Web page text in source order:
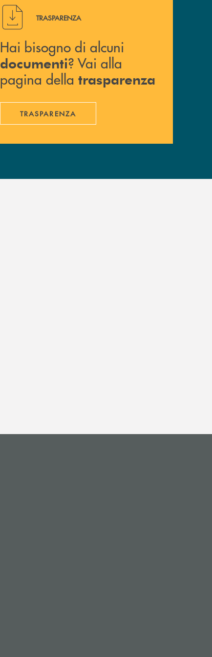
Hai bisogno di alcuni documenti ? Vai alla pagina della
TRASPARENZA
Hai bisogno di alcuni
documenti? Vai alla
pagina della trasparenza
TRASPARENZA